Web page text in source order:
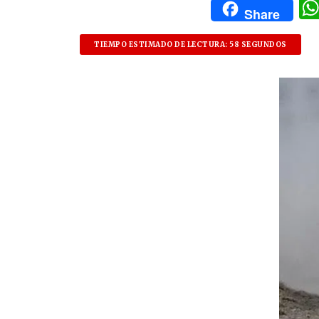
Share
TIEMPO ESTIMADO DE LECTURA: 58 SEGUNDOS